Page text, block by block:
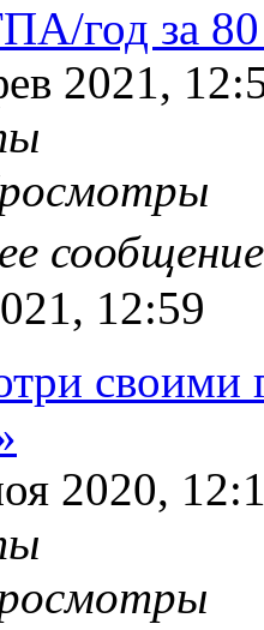
год за
2021,
12:59
своими
2020,